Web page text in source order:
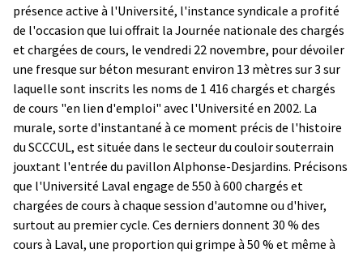
présence active à l'Université, l'instance syndicale a profité
de l'occasion que lui offrait la Journée nationale des chargés
et chargées de cours, le vendredi 22 novembre, pour dévoiler
une fresque sur béton mesurant environ 13 mètres sur 3 sur
laquelle sont inscrits les noms de 1 416 chargés et chargés
de cours "en lien d'emploi" avec l'Université en 2002. La
murale, sorte d'instantané à ce moment précis de l'histoire
du SCCCUL, est située dans le secteur du couloir souterrain
jouxtant l'entrée du pavillon Alphonse-Desjardins. Précisons
que l'Université Laval engage de 550 à 600 chargés et
chargées de cours à chaque session d'automne ou d'hiver,
surtout au premier cycle. Ces derniers donnent 30 % des
cours à Laval, une proportion qui grimpe à 50 % et même à